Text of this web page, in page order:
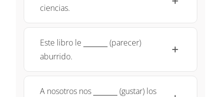
ciencias.
Este libro le \underline{~\qquad~}
(parecer)
aburrido.
A nosotros nos \underline{~\qquad~}
(gustar) los